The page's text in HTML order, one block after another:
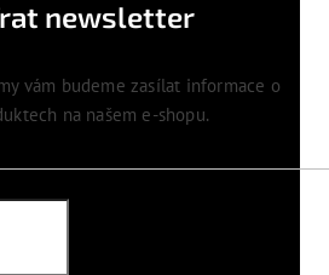
newsletter
vám budeme zasílat informace o
na našem e-shopu.